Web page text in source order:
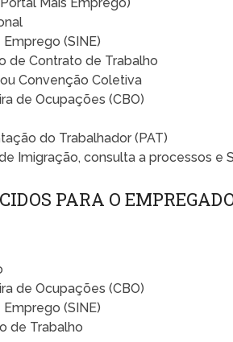
(SINE)
de Contrato de Trabalho
Convenção Coletiva
de Ocupações (CBO)
do Trabalhador (PAT)
Imigração, consulta a processos e
PARA O
de Ocupações (CBO)
(SINE)
de Trabalho